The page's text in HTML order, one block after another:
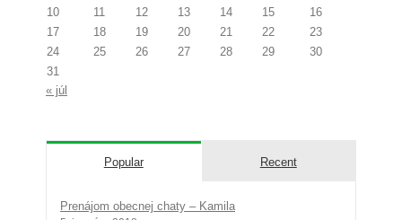
10
11 12 13 14 15
16
17
18 19 20 21 22
23
24
25 26 27 28 29
30
31
« júl
Popular Recent
Prenájom obecnej chaty – Kamila